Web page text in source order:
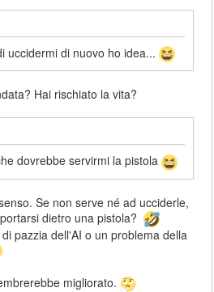
uccidermi di nuovo ho idea...
Hai rischiato la vita?
dovrebbe servirmi la pistola
Se non serve né ad ucciderle,
dietro una pistola?
pazzia dell'AI o un problema della
migliorato.